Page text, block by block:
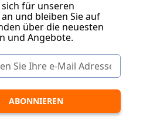
sich für unseren
und bleiben Sie auf
über die neuesten
und Angebote.